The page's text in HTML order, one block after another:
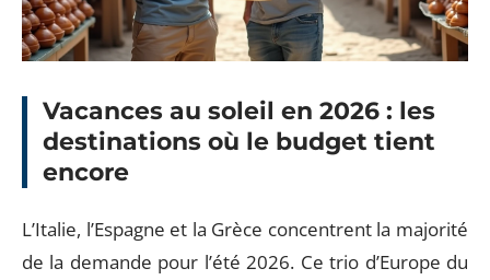
Vacances au soleil en 2026 : les
destinations où le budget tient
encore
L’Italie, l’Espagne et la Grèce concentrent la majorité
de la demande pour l’été 2026. Ce trio d’Europe du